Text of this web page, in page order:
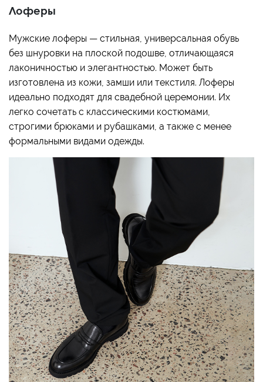
Лоферы
Мужские лоферы — стильная, универсальная обувь
без шнуровки на плоской подошве, отличающаяся
лаконичностью и элегантностью. Может быть
изготовлена из кожи, замши или текстиля. Лоферы
идеально подходят для свадебной церемонии. Их
легко сочетать с классическими костюмами,
строгими брюками и рубашками, а также с менее
формальными видами одежды.